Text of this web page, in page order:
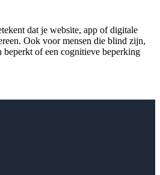
dat je website, app of digitale
Ook voor mensen die blind zijn,
of een cognitieve beperking